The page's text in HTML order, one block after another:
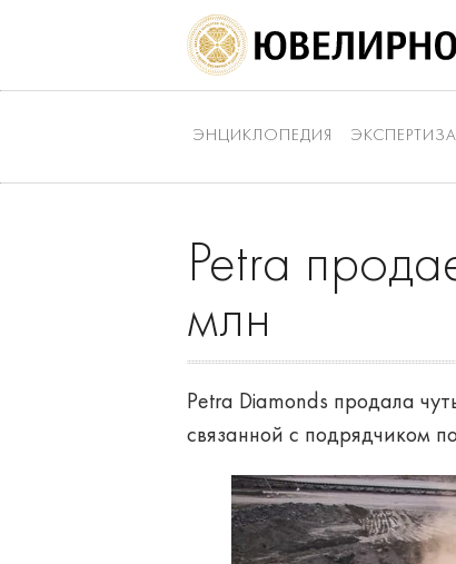
ЭНЦИКЛОПЕДИЯ ЭКСПЕРТИЗА
Petra
млн
Petra Diamonds продала
связанной с подрядчиком